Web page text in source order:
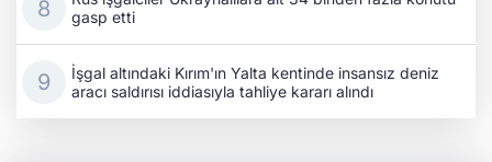
gasp etti
İşgal altındaki Kırım'ın Yalta kentinde insansız deniz
aracı saldırısı iddiasıyla tahliye kararı alındı